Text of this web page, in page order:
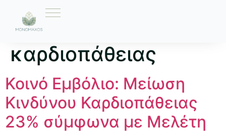
Ετικέτα:
καρδιοπάθειας
Κοινό Εμβόλιο: Μείωση
Κινδύνου Καρδιοπάθειας
23% σύμφωνα με Μελέτη